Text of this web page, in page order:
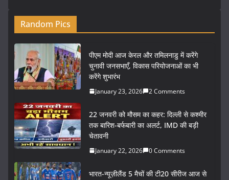
Random Pics
पीएम मोदी आज केरल और तमिलनाडु में करेंगे
चुनावी जनसभाएँ, विकास परियोजनाओं का भी
करेंगे शुभारंभ
January 23, 2026 2 Comments
22 जनवरी को मौसम का कहर: दिल्ली से कश्मीर
तक बारिश-बर्फबारी का अलर्ट, IMD की बड़ी
चेतावनी
January 22, 2026 0 Comments
भारत-न्यूज़ीलैंड 5 मैचों की टी20 सीरीज आज से